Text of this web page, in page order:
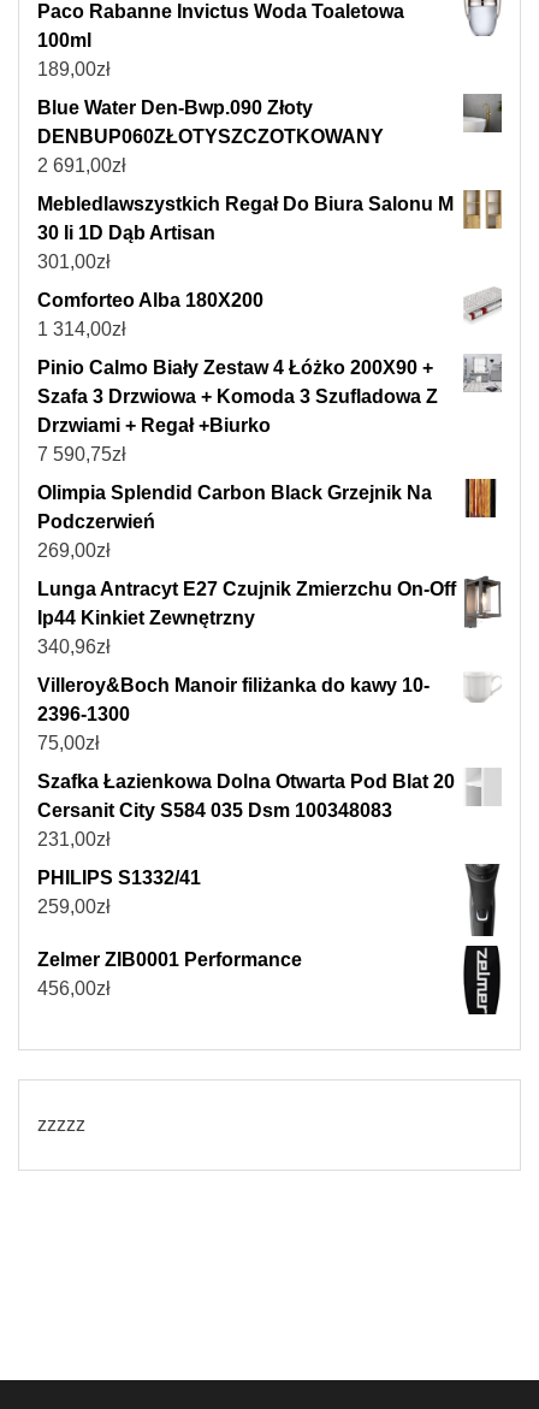
Paco Rabanne Invictus Woda Toaletowa
100ml
189,00zł
Blue Water Den-Bwp.090 Złoty
DENBUP060ZŁOTYSZCZOTKOWANY
2 691,00zł
Mebledlawszystkich Regał Do Biura Salonu M
30 Ii 1D Dąb Artisan
301,00zł
Comforteo Alba 180X200
1 314,00zł
Pinio Calmo Biały Zestaw 4 Łóżko 200X90 +
Szafa 3 Drzwiowa + Komoda 3 Szufladowa Z
Drzwiami + Regał +Biurko
7 590,75zł
Olimpia Splendid Carbon Black Grzejnik Na
Podczerwień
269,00zł
Lunga Antracyt E27 Czujnik Zmierzchu On-Off
Ip44 Kinkiet Zewnętrzny
340,96zł
Villeroy&Boch Manoir filiżanka do kawy 10-
2396-1300
75,00zł
Szafka Łazienkowa Dolna Otwarta Pod Blat 20
Cersanit City S584 035 Dsm 100348083
231,00zł
PHILIPS S1332/41
259,00zł
Zelmer ZIB0001 Performance
456,00zł
zzzzz